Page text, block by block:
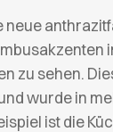
neue
zu sehen.
wurde in
ist die